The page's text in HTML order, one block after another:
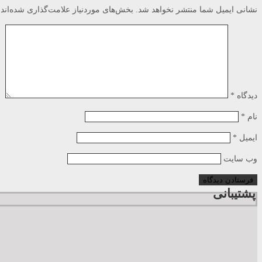
نشانی ایمیل شما منتشر نخواهد شد. بخش‌های موردنیاز علامت‌گذاری
دیدگاه *
نام *
ایمیل *
وب‌ سایت
پشتیبانی